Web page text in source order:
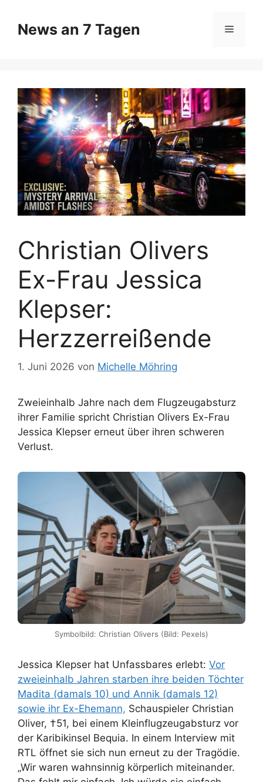
Inhalt
springen
News an 7 Tagen Menü
Christian Olivers
Ex-Frau Jessica
Klepser:
Herzzerreißende
1. Juni 2026 von Michelle Möhring
Zweieinhalb Jahre nach dem Flugzeugabsturz
ihrer Familie spricht Christian Olivers Ex-Frau
Jessica Klepser erneut über ihren schweren
Verlust.
Symbolbild: Christian Olivers (Bild: Pexels)
Jessica Klepser hat Unfassbares erlebt: Vor
zweieinhalb Jahren starben ihre beiden Töchter
Madita (damals 10) und Annik (damals 12)
sowie ihr Ex-Ehemann, Schauspieler Christian
Oliver, †51, bei einem Kleinflugzeugabsturz vor
der Karibikinsel Bequia. In einem Interview mit
RTL öffnet sie sich nun erneut zu der Tragödie.
„Wir waren wahnsinnig körperlich miteinander.